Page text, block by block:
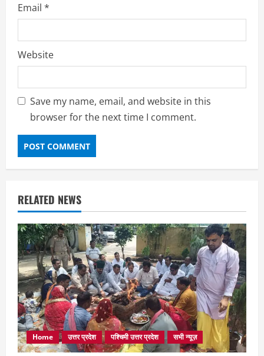
Email *
Website
Save my name, email, and website in this
browser for the next time I comment.
RELATED NEWS
Home उत्तर प्रदेश पश्चिमी उत्तर प्रदेश सभी न्यूज़